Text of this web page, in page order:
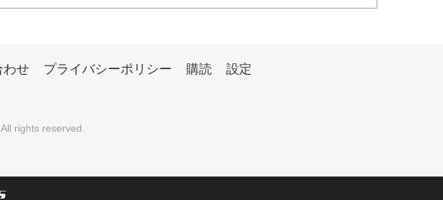
わせ プライバシーポリシー 購読 設定
. All rights reserved.